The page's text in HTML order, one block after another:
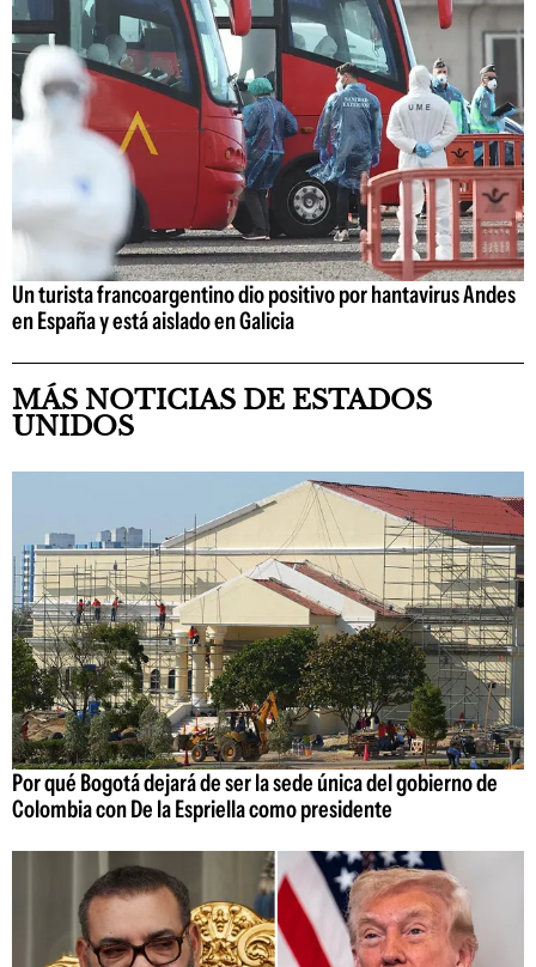
Un turista francoargentino dio positivo por hantavirus Andes
en España y está aislado en Galicia
MÁS NOTICIAS DE ESTADOS
UNIDOS
Por qué Bogotá dejará de ser la sede única del gobierno de
Colombia con De la Espriella como presidente